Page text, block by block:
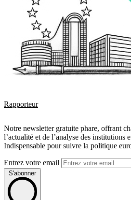
Rapporteur
Notre newsletter gratuite phare, offrant
l’actualité et de l’analyse des institutions
Indispensable pour suivre la politique
Entrez votre email
S'abonner